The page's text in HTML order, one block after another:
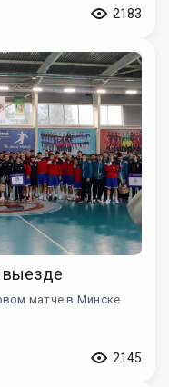
2183
матче в Минске
2145